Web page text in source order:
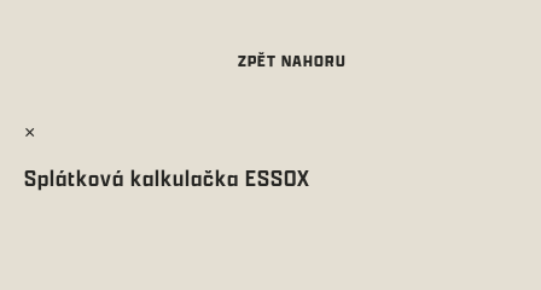
×
Splátková kalkulačka ESSOX